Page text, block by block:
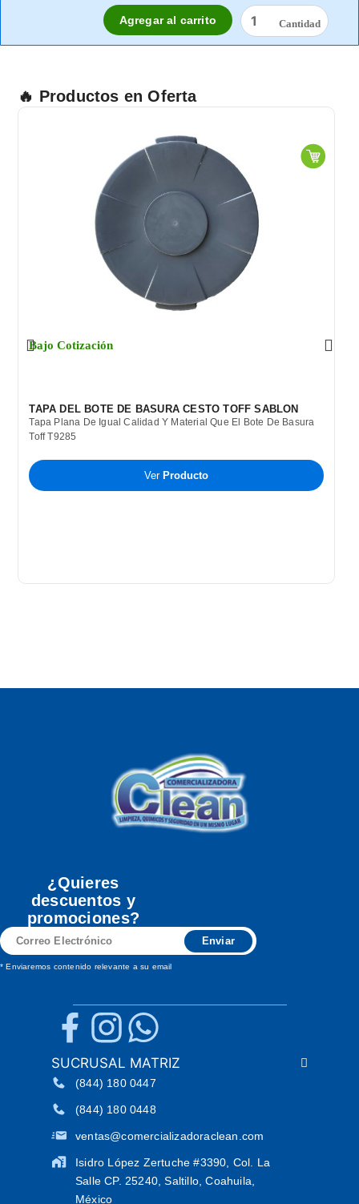
GUANTE
KEVLAR
PESADO
Agregar al carrito
🔥 Productos en Oferta
Bajo Cotización
TAPA DEL BOTE DE BASURA CESTO TOFF SABLON
Tapa Plana De Igual Calidad Y Material Que El Bote De Basura
Toff T9285
Ver Producto
¿Quieres
descuentos y
promociones?
Correo
Electrónico
Enviar
* Enviaremos contenido relevante a su email
SUCRUSAL MATRIZ
(844) 180 0447
(844) 180 0448
ventas@comercializadoraclean.com
Isidro López Zertuche #3390, Col. La
Salle CP. 25240, Saltillo, Coahuila,
México